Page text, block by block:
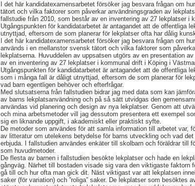
I det här kandidatexamensarbetet försöker jag besvara frågan om
tätort och vilka faktorer som påverkar användningsgraden av
fallstudie från 2010, som består av en inventering av 27 lekplatser i
Utgångspunkten för kandidatarbetet är antagandet att de offentliga
utnyttjad, eftersom de som planerar för lekplatser ofta har dålig
I det här kandidatexamensarbetet försöker jag besvara frågan om
används i en mellanstor svensk tätort och vilka faktorer som
lekplatserna. Huvuddelen av uppsatsen utgörs av en presentation
av en inventering av 27 lekplatser i kommunal drift i Köping i
Utgångspunkten för kandidatarbetet är antagandet att de offentliga
som i många fall är dåligt utnyttjad, eftersom de som planerar för
vad barn egentligen behöver och efterfrågar.
Med slutsatserna från fallstudien bidrar jag med data som kan
av barns lekplatsanvändning och på så sätt utvidgas den
användas vid planering och design av nya lekplatser. Genom att
och mina arbetsmetoder vill jag dessutom presentera ett exempel
sig en liknande uppgift, i akademiskt eller praktiskt syfte.
De metoder som användes för att samla information till arbetet var,
av litteratur om utelekens betydelse för barns utveckling och vad
erbjuda. I fallstudien användes enkäter till skolbarn och föräldrar till
som huvudmetoder.
De flesta av barnen i fallstudien besökte lekplatser och hade en
gångväg. Närhet till bostaden visade sig vara den viktigaste faktorn
gå till och hur ofta man gick dit. Näst viktigast var att lekplatsen
saker (för variation) och ”roliga” saker. De lekplatser som besöktes